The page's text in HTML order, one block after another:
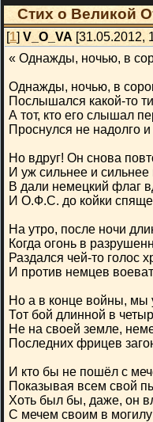
Стих о Великой
[1] V_O_VA [31.05.2012,
« Однажды, ночью, в
Однажды, ночью, в
Послышался какой-то
А тот, кто его слышал
Проснулся не надолго и
Но вдруг! Он снова
И уж сильнее и сильнее
В дали немецкий флаг
И О.Ф.С. до койки
На утро, после ночи
Когда огонь в
Раздался чей-то голос
И против немцев
Но а в конце войны, мы
Тот бой длинной в
Не на своей земле,
Последних фрицев
И кто бы не пошёл с
Показывая всем свой
Хоть был бы, даже, он
С мечем своим в могилу